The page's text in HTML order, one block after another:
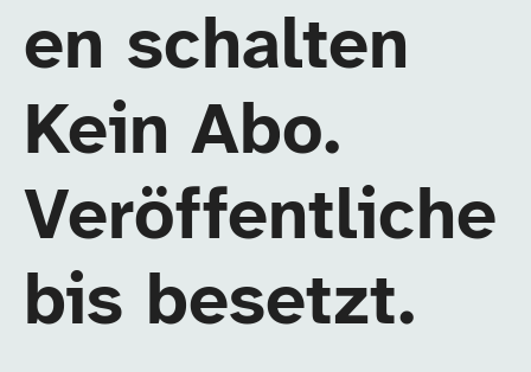
en schalten
Kein Abo.
Veröffentliche
bis besetzt.